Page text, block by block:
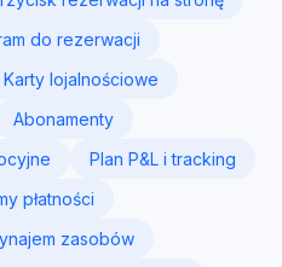
do rezerwacji
Karty lojalnościowe
Abonamenty
Plan P&L i tracking
płatności
zasobów